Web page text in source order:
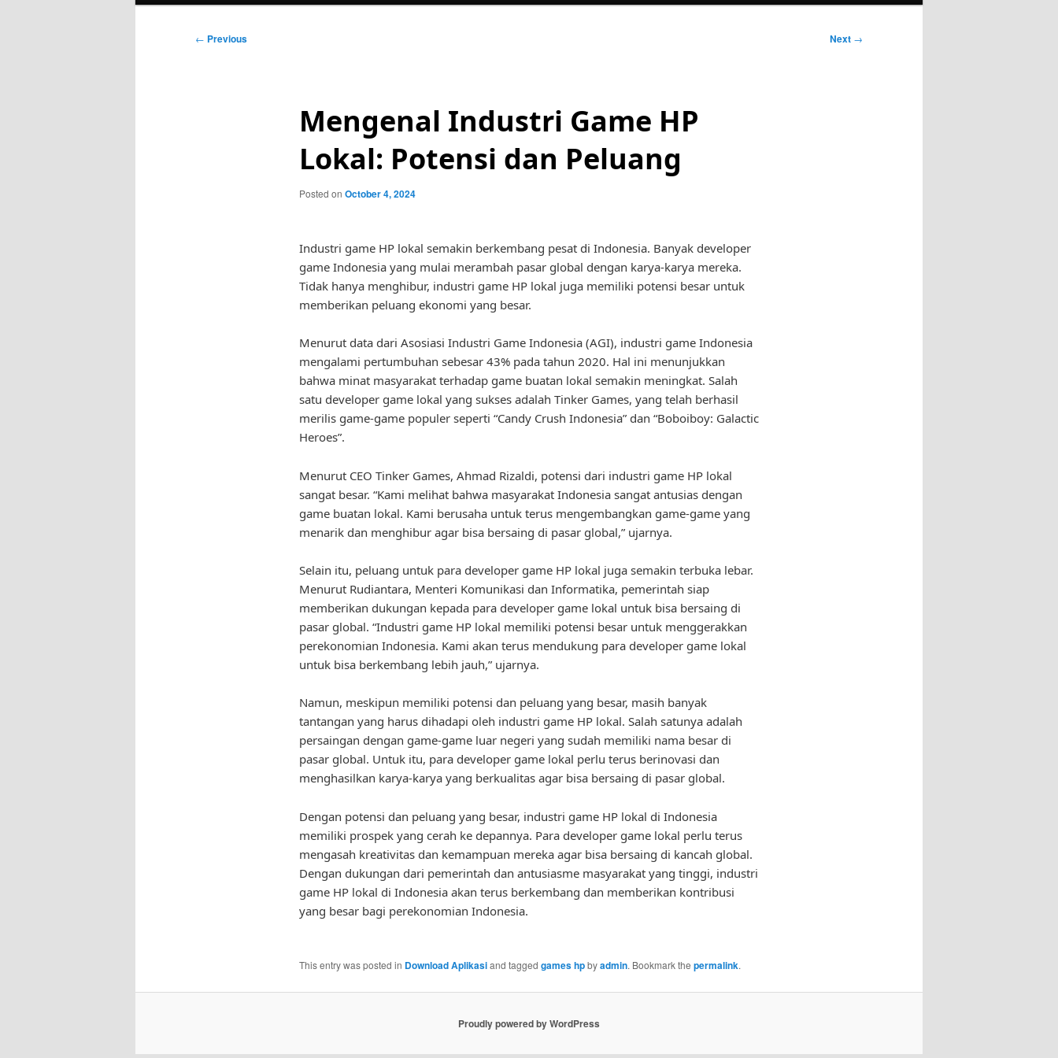
Post
← Previous Next →
Mengenal Industri Game HP
Lokal: Potensi dan Peluang
Posted on October 4, 2024
Industri game HP lokal semakin berkembang pesat di Indonesia. Banyak developer
game Indonesia yang mulai merambah pasar global dengan karya-karya mereka.
Tidak hanya menghibur, industri game HP lokal juga memiliki potensi besar untuk
memberikan peluang ekonomi yang besar.
Menurut data dari Asosiasi Industri Game Indonesia (AGI), industri game Indonesia
mengalami pertumbuhan sebesar 43% pada tahun 2020. Hal ini menunjukkan
bahwa minat masyarakat terhadap game buatan lokal semakin meningkat. Salah
satu developer game lokal yang sukses adalah Tinker Games, yang telah berhasil
merilis game-game populer seperti “Candy Crush Indonesia” dan “Boboiboy: Galactic
Heroes”.
Menurut CEO Tinker Games, Ahmad Rizaldi, potensi dari industri game HP lokal
sangat besar. “Kami melihat bahwa masyarakat Indonesia sangat antusias dengan
game buatan lokal. Kami berusaha untuk terus mengembangkan game-game yang
menarik dan menghibur agar bisa bersaing di pasar global,” ujarnya.
Selain itu, peluang untuk para developer game HP lokal juga semakin terbuka lebar.
Menurut Rudiantara, Menteri Komunikasi dan Informatika, pemerintah siap
memberikan dukungan kepada para developer game lokal untuk bisa bersaing di
pasar global. “Industri game HP lokal memiliki potensi besar untuk menggerakkan
perekonomian Indonesia. Kami akan terus mendukung para developer game lokal
untuk bisa berkembang lebih jauh,” ujarnya.
Namun, meskipun memiliki potensi dan peluang yang besar, masih banyak
tantangan yang harus dihadapi oleh industri game HP lokal. Salah satunya adalah
persaingan dengan game-game luar negeri yang sudah memiliki nama besar di
pasar global. Untuk itu, para developer game lokal perlu terus berinovasi dan
menghasilkan karya-karya yang berkualitas agar bisa bersaing di pasar global.
Dengan potensi dan peluang yang besar, industri game HP lokal di Indonesia
memiliki prospek yang cerah ke depannya. Para developer game lokal perlu terus
mengasah kreativitas dan kemampuan mereka agar bisa bersaing di kancah global.
Dengan dukungan dari pemerintah dan antusiasme masyarakat yang tinggi, industri
game HP lokal di Indonesia akan terus berkembang dan memberikan kontribusi
yang besar bagi perekonomian Indonesia.
This entry was posted in Download Aplikasiand tagged games hpbyadmin. Bookmark the permalink.
Proudly powered by WordPress